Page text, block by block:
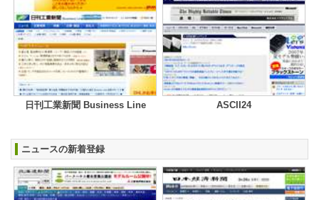
日刊工業新聞 Business Line ASCII24
ニュースの新着登録